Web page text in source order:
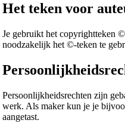
Het teken voor
Je gebruikt het copyrightteken
noodzakelijk het ©-teken te
Persoonlijkheidsrechten zijn
werk. Als maker kun je je
aangetast.